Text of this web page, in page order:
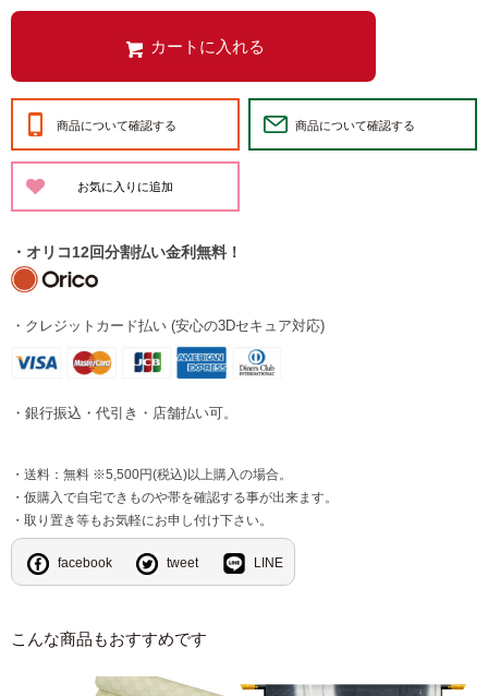
商品について確認する 商品について確認する
・オリコ12回分割払い金利無料！
・クレジットカード払い (安心の3Dセキュア対応)
・銀行振込・代引き・店舗払い可。
・送料：無料 ※5,500円(税込)以上購入の場合。
・仮購入で自宅できものや帯を確認する事が出来ます。
・取り置き等もお気軽にお申し付け下さい。
facebook tweet LINE
こんな商品もおすすめです